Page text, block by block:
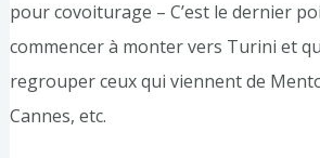
pour covoiturage – C’est le dernier
commencer à monter vers Turini et
regrouper ceux qui viennent de
Cannes, etc.